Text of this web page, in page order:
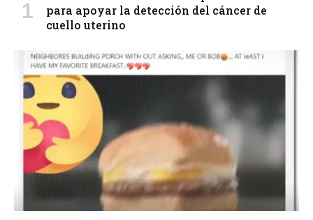
para apoyar la detección del cáncer de
cuello uterino